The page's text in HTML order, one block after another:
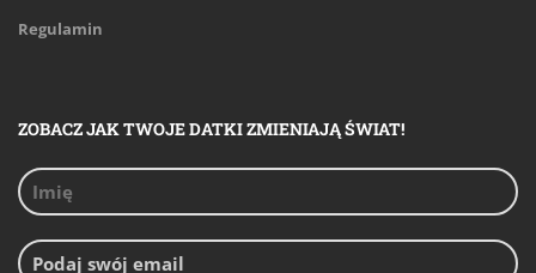
Regulamin
ZOBACZ JAK TWOJE DATKI ZMIENIAJĄ ŚWIAT!